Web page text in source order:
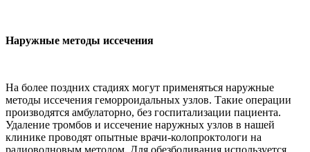
Наружные методы иссечения
На более поздних стадиях могут применяться наружные
методы иссечения геморроидальных узлов. Такие операции
производятся амбулаторно, без госпитализации пациента.
Удаление тромбов и иссечение наружных узлов в нашей
клинике проводят опытные врачи-колопроктологи на
радиоволновым методом. Для обезболивания используется